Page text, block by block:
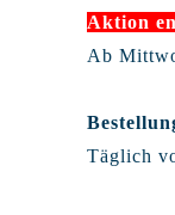
Aktion
Ab
Täglich